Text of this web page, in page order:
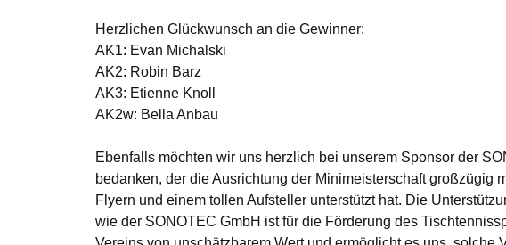
Herzlichen Glückwunsch an die Gewinner:
AK1: Evan Michalski
AK2: Robin Barz
AK3: Etienne Knoll
AK2w: Bella Anbau
Ebenfalls möchten wir uns herzlich bei unserem Sponsor der
bedanken, der die Ausrichtung der Minimeisterschaft großzügig
Flyern und einem tollen Aufsteller unterstützt hat. Die
wie der SONOTEC GmbH ist für die Förderung des